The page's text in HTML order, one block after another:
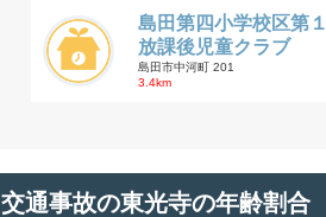
島田第四小学校区第１
放課後児童クラブ
島田市中河町 201
3.4km
交通事故の東光寺の年齢割合